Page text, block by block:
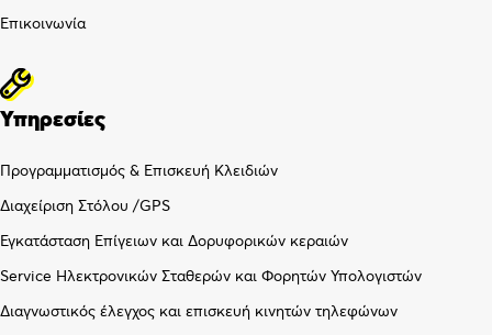
Επικοινωνία
Υπηρεσίες
Προγραμματισμός & Επισκευή Κλειδιών
Διαχείριση Στόλου /GPS
Εγκατάσταση Επίγειων και Δορυφορικών κεραιών
Service Ηλεκτρονικών Σταθερών και Φορητών Υπολογιστών
Διαγνωστικός έλεγχος και επισκευή κινητών τηλεφώνων